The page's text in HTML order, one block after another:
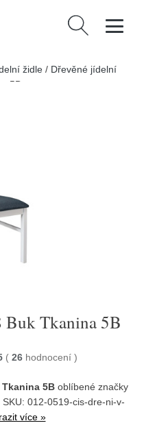
Vyhledávání
židle / Dřevěné jídelní
5B
Tkanina 5B
( 26 hodnocení )
5Boblíbené značky
SKU: 012-0519-cis-dre-ni-v-
více »